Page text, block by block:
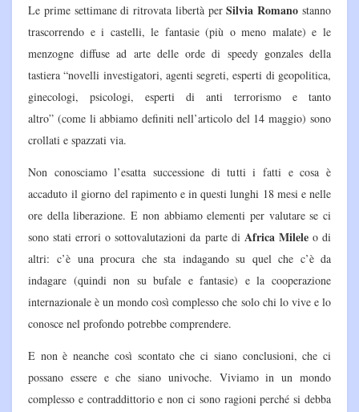
Le prime settimane di ritrovata libertà perSilvia Romano stanno
trascorrendo e i castelli, le fantasie (più o meno malate) e le
menzogne diffuse ad arte delle orde di speedy gonzales della
tastiera “novelli investigatori, agenti segreti, esperti di geopolitica,
ginecologi, psicologi, esperti di anti terrorismo e tanto
altro” (come li abbiamo definiti nell’articolo del 14 maggio) sono
crollati e spazzati via.
Non conosciamo l’esatta successione di tutti i fatti e cosa è
accaduto il giorno del rapimento e in questi lunghi 18 mesi e nelle
ore della liberazione. E non abbiamo elementi per valutare se ci
sono stati errori o sottovalutazioni da parte di Africa Mileleo di
altri: c’è una procura che sta indagando su quel che c’è da
indagare (quindi non su bufale e fantasie) e la cooperazione
internazionale è un mondo così complesso che solo chi lo vive e lo
conosce nel profondo potrebbe comprendere.
E non è neanche così scontato che ci siano conclusioni, che ci
possano essere e che siano univoche. Viviamo in un mondo
complesso e contraddittorio e non ci sono ragioni perché si debba